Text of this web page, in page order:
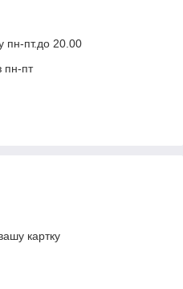
пн-пт.до 20.00
пн-пт
картку